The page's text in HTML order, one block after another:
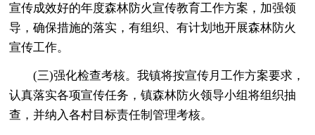
宣传成效好的年度森林防火宣传教育工作方案，加强领
导，确保措施的落实，有组织、有计划地开展森林防火
宣传工作。
(三)强化检查考核。我镇将按宣传月工作方案要求，
认真落实各项宣传任务，镇森林防火领导小组将组织抽
查，并纳入各村目标责任制管理考核。